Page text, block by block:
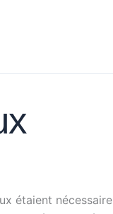
étaient